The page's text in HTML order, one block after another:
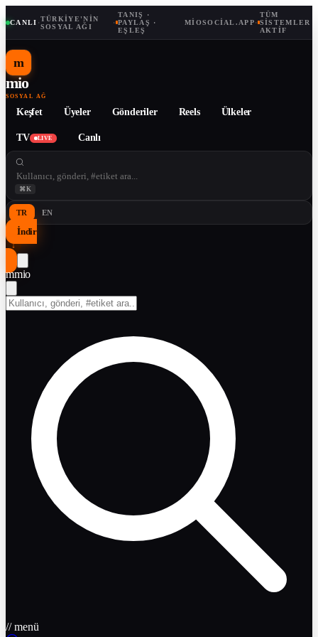
CANLI ·TÜRKIYE'NIN
SOSYAL AĞI
·
TANIŞ ·
PAYLAŞ ·
EŞLEŞ
MIOSOCIAL.APP·
TÜM
SISTEMLER
AKTIF
m
mio
SOSYAL AĞ
Keşfet Üyeler Gönderiler Reels Ülkeler
TV LIVE Canlı
⌘K
TR EN
İndir
↓
mmio
// menü